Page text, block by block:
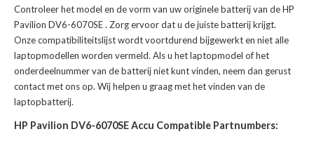
Controleer het model en de vorm van uw originele batterij van de HP
Pavilion DV6-6070SE. Zorg ervoor dat u de juiste batterij krijgt.
Onze compatibiliteitslijst wordt voortdurend bijgewerkt en niet alle
laptopmodellen worden vermeld. Als u het laptopmodel of het
onderdeelnummer van de batterij niet kunt vinden, neem dan gerust
contact met ons op. Wij helpen u graag met het vinden van de
laptopbatterij.
HP Pavilion DV6-6070SE Accu Compatible Partnumbers: